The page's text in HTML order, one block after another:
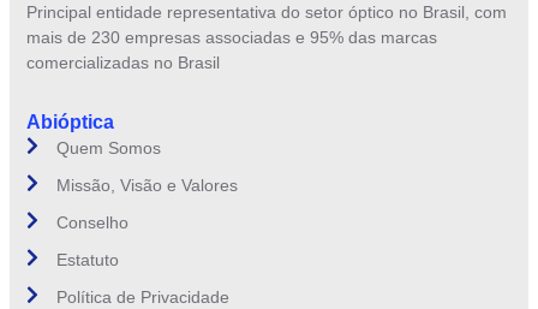
Principal entidade representativa do setor óptico no Brasil, com
mais de 230 empresas associadas e 95% das marcas
comercializadas no Brasil
Abióptica
Quem Somos
Missão, Visão e Valores
Conselho
Estatuto
Política de Privacidade